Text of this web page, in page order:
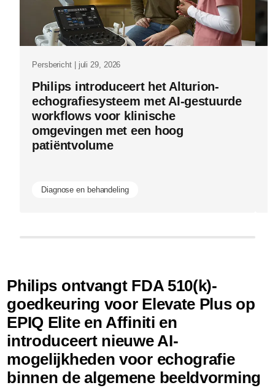
Persbericht | juli 29, 2026
Philips introduceert het Alturion-
echografiesysteem met AI-gestuurde
workflows voor klinische
omgevingen met een hoog
patiëntvolume
Diagnose en behandeling
Philips ontvangt FDA 510(k)-
goedkeuring voor Elevate Plus op
EPIQ Elite en Affiniti en
introduceert nieuwe AI-
mogelijkheden voor echografie
binnen de algemene beeldvorming